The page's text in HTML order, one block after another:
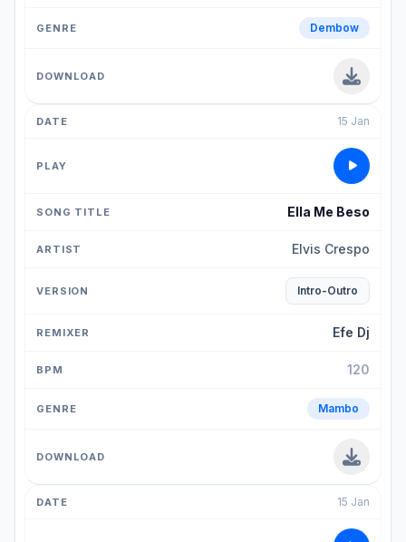
Dembow
15 Jan
Ella Me Beso
Elvis Crespo
Intro-Outro
Efe Dj
120
Mambo
15 Jan